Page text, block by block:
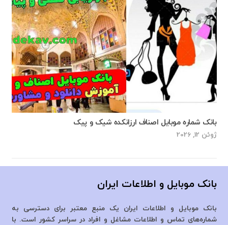
بانک شماره موبایل اصناف ارزانکده شیک و پیک
ژوئن 12, 2026
بانک موبایل و اطلاعات ایران
بانک موبایل و اطلاعات ایران یک منبع معتبر برای دسترسی به
شماره‌های تماس و اطلاعات مشاغل و افراد در سراسر کشور است. با